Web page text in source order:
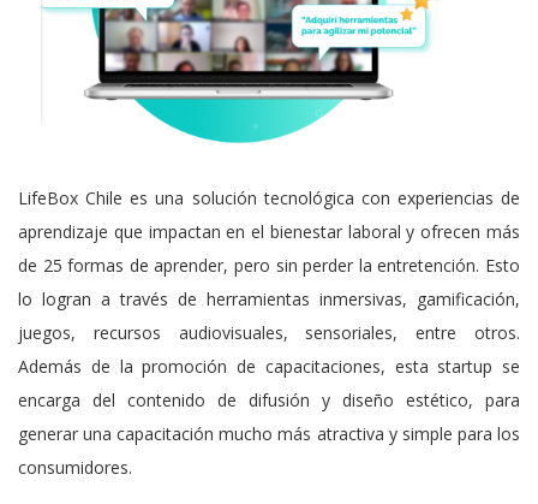
LifeBox Chile es una solución tecnológica con experiencias de
aprendizaje que impactan en el bienestar laboral y ofrecen más
de 25 formas de aprender, pero sin perder la entretención. Esto
lo logran a través de herramientas inmersivas, gamificación,
juegos, recursos audiovisuales, sensoriales, entre otros.
Además de la promoción de capacitaciones, esta startup se
encarga del contenido de difusión y diseño estético, para
generar una capacitación mucho más atractiva y simple para los
consumidores.